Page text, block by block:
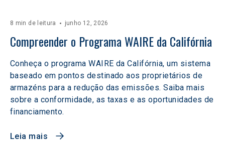
8 min de leitura junho 12, 2026
Compreender o Programa WAIRE da Califórnia
Conheça o programa WAIRE da Califórnia, um sistema
baseado em pontos destinado aos proprietários de
armazéns para a redução das emissões. Saiba mais
sobre a conformidade, as taxas e as oportunidades de
financiamento.
Leia mais